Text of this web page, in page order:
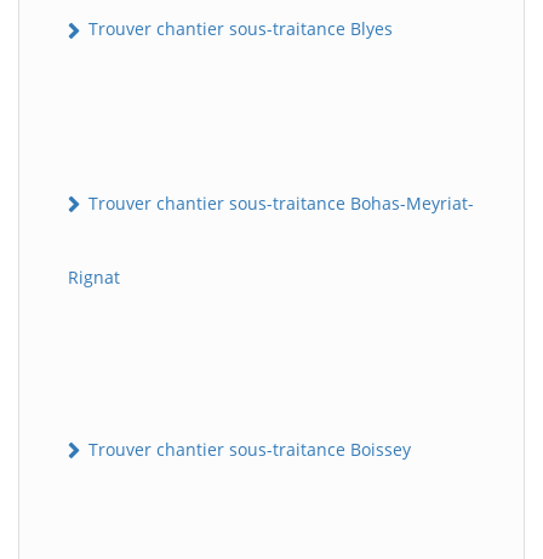
Trouver chantier sous-traitance Blyes
Trouver chantier sous-traitance Bohas-Meyriat-
Rignat
Trouver chantier sous-traitance Boissey